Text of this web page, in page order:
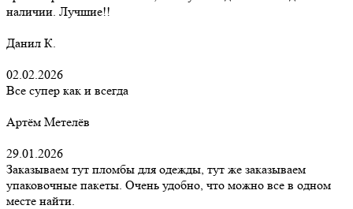
наличии. Лучшие!!
Данил К.
02.02.2026
Все супер как и всегда
Артём Метелёв
29.01.2026
Заказываем тут пломбы для одежды, тут же заказываем
упаковочные пакеты. Очень удобно, что можно все в одном
месте найти.